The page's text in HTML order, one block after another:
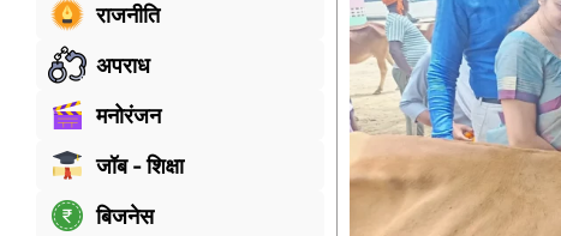
राजनीति
अपराध
मनोरंजन
जॉब - शिक्षा
बिजनेस